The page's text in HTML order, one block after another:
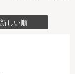
しい順